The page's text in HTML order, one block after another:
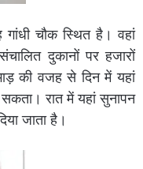
गांधी चौक स्थित है। वहां
दुकानों पर हजारों
की वजह से दिन में यहां
रात में यहां सुनापन
जाता है।